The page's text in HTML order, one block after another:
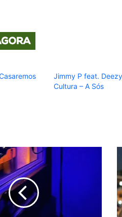
Jimmy P feat.
Cultura – A Sós
-